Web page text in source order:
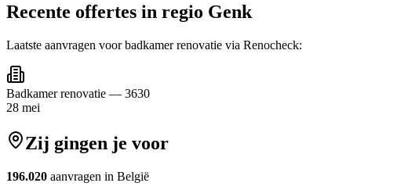
Recente offertes in regio Genk
Laatste aanvragen voorbadkamer renovatie via Renocheck:
Badkamer renovatie — 3630
28 mei
Zij gingen je voor
196.020 aanvragen in België